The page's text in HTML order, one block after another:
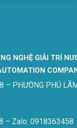
NGHỆ GIẢI TRÍ
– PHƯỜNG PHÚ
– Zalo: 0918363458